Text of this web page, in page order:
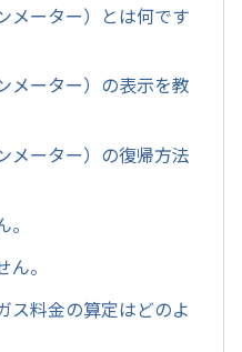
メーター）とは何です
メーター）の表示を教
メーター）の復帰方法
。
ス料金の算定はどのよ